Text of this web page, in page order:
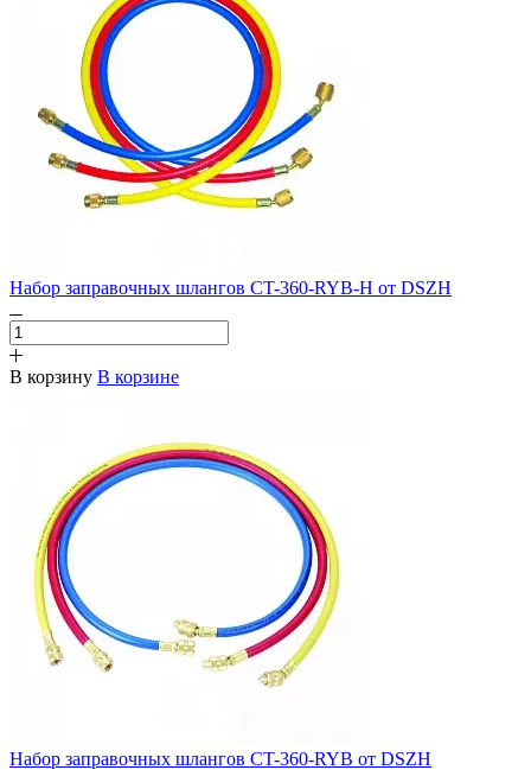
Набор заправочных шлангов CT-360-RYB-H от DSZH
В корзину В корзине
Набор заправочных шлангов CT-360-RYB от DSZH